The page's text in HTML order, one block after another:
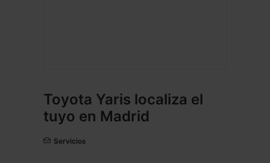
Toyota Yaris localiza el
tuyo en Madrid
Servicios